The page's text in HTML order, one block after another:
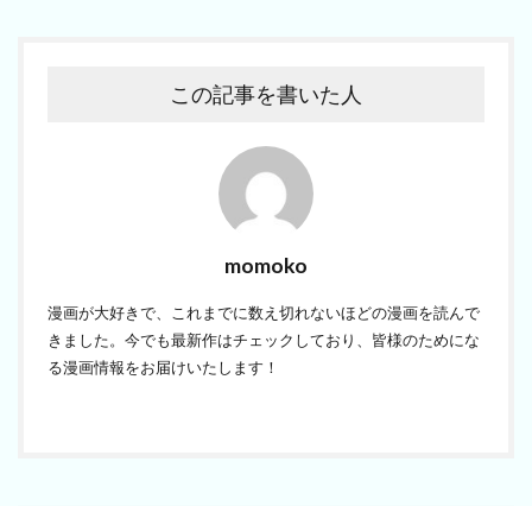
この記事を書いた人
momoko
漫画が大好きで、これまでに数え切れないほどの漫画を読んで
きました。今でも最新作はチェックしており、皆様のためにな
る漫画情報をお届けいたします！